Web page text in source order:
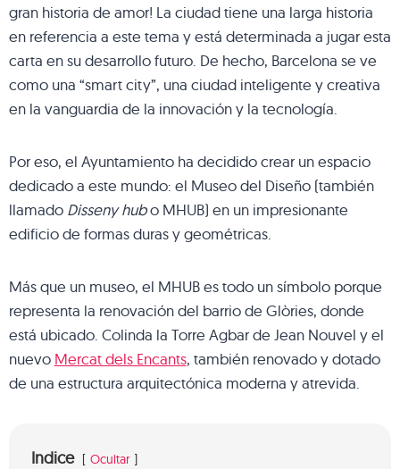
gran historia de amor! La ciudad tiene una larga historia
en referencia a este tema y está determinada a jugar esta
carta en su desarrollo futuro. De hecho, Barcelona se ve
como una “smart city”, una ciudad inteligente y creativa
en la vanguardia de la innovación y la tecnología.
Por eso, el Ayuntamiento ha decidido crear un espacio
dedicado a este mundo: el Museo del Diseño (también
llamado Disseny hubo MHUB) en un impresionante
edificio de formas duras y geométricas.
Más que un museo, el MHUB es todo un símbolo porque
representa la renovación del barrio de Glòries, donde
está ubicado. Colinda la Torre Agbar de Jean Nouvel y el
nuevo Mercat dels Encants, también renovado y dotado
de una estructura arquitectónica moderna y atrevida.
Indice Ocultar